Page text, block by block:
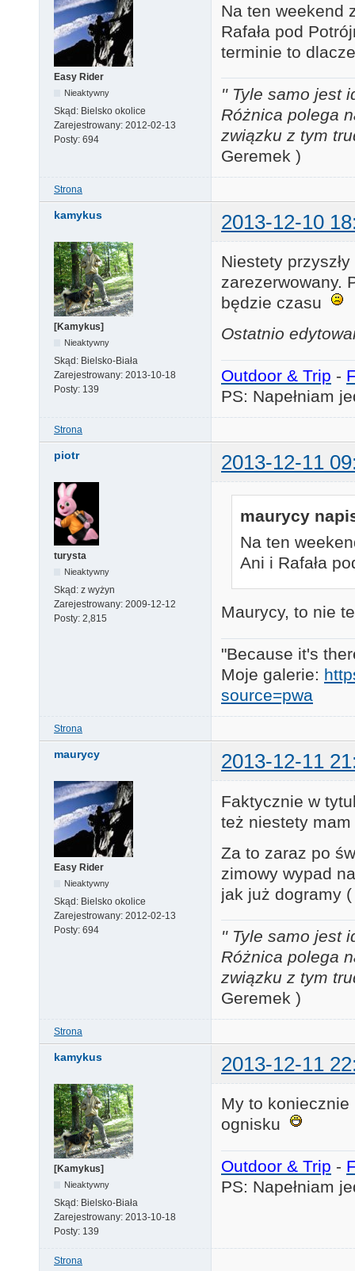
Easy Rider
Nieaktywny
Skąd: Bielsko okolice
Zarejestrowany: 2012-02-13
Posty: 694
Na ten weekend
Rafała pod
terminie to
'' Tyle samo jest
Różnica polega
związku z tym
Geremek )
Strona
kamykus 2013-12-10
[Kamykus]
Nieaktywny
Skąd: Bielsko-Biała
Zarejestrowany: 2013-10-18
Posty: 139
Niestety
zarezerwowany.
będzie czasu
Ostatnio
Outdoor & Trip -
PS: Napełniam
Strona
piotr 2013-12-11
turysta
Nieaktywny
Skąd: z wyżyn
Zarejestrowany: 2009-12-12
Posty: 2,815
maurycy
Na ten
Ani i Rafała
Maurycy, to nie
"Because it's
Moje galerie:
source=pwa
Strona
maurycy 2013-12-11
Easy Rider
Nieaktywny
Skąd: Bielsko okolice
Zarejestrowany: 2012-02-13
Posty: 694
Faktycznie w
też niestety
Za to zaraz po
zimowy wypad
jak już dogramy
'' Tyle samo jest
Różnica polega
związku z tym
Geremek )
Strona
kamykus 2013-12-11
[Kamykus]
Nieaktywny
Skąd: Bielsko-Biała
Zarejestrowany: 2013-10-18
Posty: 139
My to
ognisku
Outdoor & Trip -
PS: Napełniam
Strona